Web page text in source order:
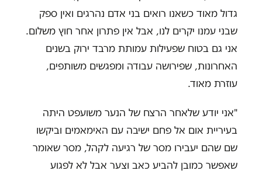
גדול מאוד כשאנו רואים בני אדם נהרגים ואין ספק
שבני עמנו יקרים לנו, אבל אין פתרון אחר חוץ משלום.
אני גם בטוח שפעילות עמותת מרבד ירוק בשנים
האחרונות, שפירושה עבודה ומפגשים משותפים,
עוזרת מאוד.
"אני יודע שלאחר הרצח של הנער משועפט היתה
בעיריית אום אל פחם ישיבה עם האימאמים וביקשו
שם שהם יעבירו מסר של רגיעה לקהל, מסר שאומר
שאפשר כמובן להביע כאב וצער אבל לא לפגוע